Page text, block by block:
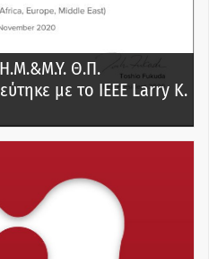
Θ.Π.
με το IEEE Larry K.